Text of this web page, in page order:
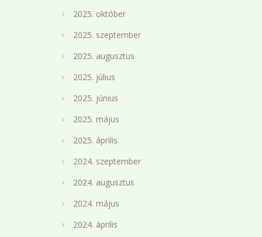
2025. október
2025. szeptember
2025. augusztus
2025. július
2025. június
2025. május
2025. április
2024. szeptember
2024. augusztus
2024. május
2024. április